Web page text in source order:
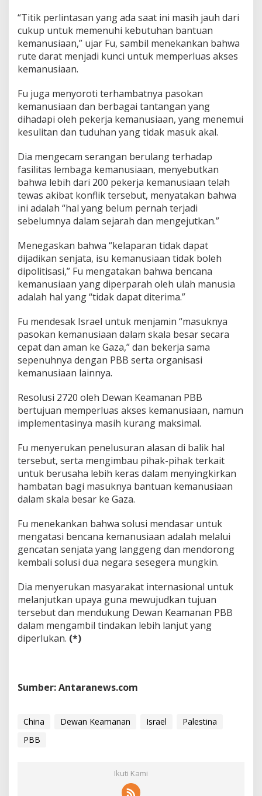
“Titik perlintasan yang ada saat ini masih jauh dari
cukup untuk memenuhi kebutuhan bantuan
kemanusiaan,” ujar Fu, sambil menekankan bahwa
rute darat menjadi kunci untuk memperluas akses
kemanusiaan.
Fu juga menyoroti terhambatnya pasokan
kemanusiaan dan berbagai tantangan yang
dihadapi oleh pekerja kemanusiaan, yang menemui
kesulitan dan tuduhan yang tidak masuk akal.
Dia mengecam serangan berulang terhadap
fasilitas lembaga kemanusiaan, menyebutkan
bahwa lebih dari 200 pekerja kemanusiaan telah
tewas akibat konflik tersebut, menyatakan bahwa
ini adalah “hal yang belum pernah terjadi
sebelumnya dalam sejarah dan mengejutkan.”
Menegaskan bahwa “kelaparan tidak dapat
dijadikan senjata, isu kemanusiaan tidak boleh
dipolitisasi,” Fu mengatakan bahwa bencana
kemanusiaan yang diperparah oleh ulah manusia
adalah hal yang “tidak dapat diterima.”
Fu mendesak Israel untuk menjamin “masuknya
pasokan kemanusiaan dalam skala besar secara
cepat dan aman ke Gaza,” dan bekerja sama
sepenuhnya dengan PBB serta organisasi
kemanusiaan lainnya.
Resolusi 2720 oleh Dewan Keamanan PBB
bertujuan memperluas akses kemanusiaan, namun
implementasinya masih kurang maksimal.
Fu menyerukan penelusuran alasan di balik hal
tersebut, serta mengimbau pihak-pihak terkait
untuk berusaha lebih keras dalam menyingkirkan
hambatan bagi masuknya bantuan kemanusiaan
dalam skala besar ke Gaza.
Fu menekankan bahwa solusi mendasar untuk
mengatasi bencana kemanusiaan adalah melalui
gencatan senjata yang langgeng dan mendorong
kembali solusi dua negara sesegera mungkin.
Dia menyerukan masyarakat internasional untuk
melanjutkan upaya guna mewujudkan tujuan
tersebut dan mendukung Dewan Keamanan PBB
dalam mengambil tindakan lebih lanjut yang
diperlukan. (*)
Sumber: Antaranews.com
China Dewan Keamanan Israel
Palestina
PBB
Ikuti Kami